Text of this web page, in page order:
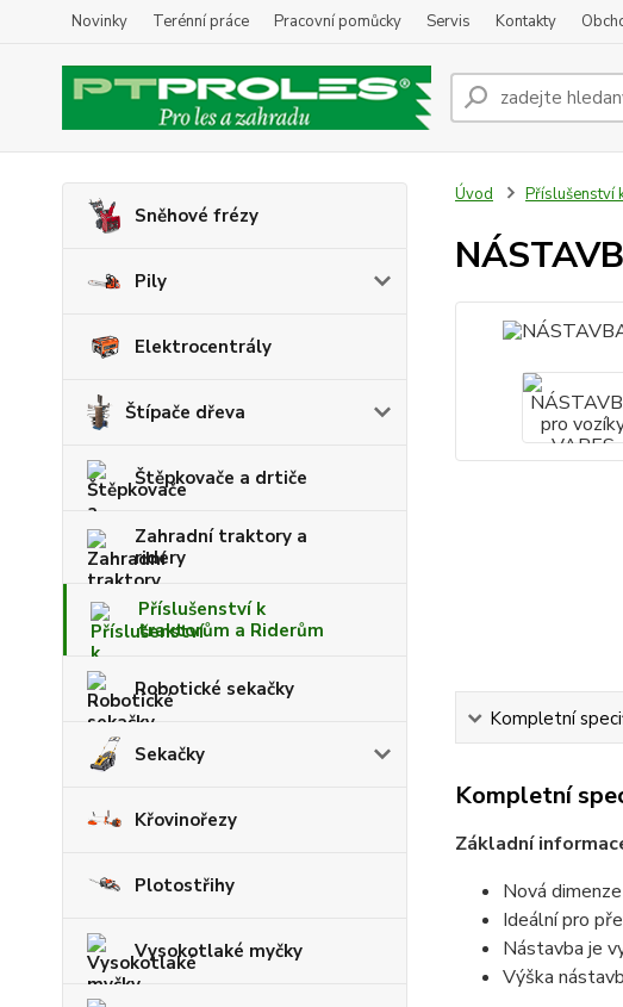
Novinky Terénní práce Pracovní pomůcky Servis Kontakty
Sněhové frézy
Pily
Elektrocentrály
Štípače dřeva
Štěpkovače a drtiče
Zahradní traktory a
ridery
Příslušenství k
traktorům a Riderům
Robotické sekačky
Sekačky
Křovinořezy
Plotostřihy
Vysokotlaké myčky
Úvod Příslušenství
Kompletní
Kompletní
Základní
Nová
Ideální pro
Nástavba je
Výška